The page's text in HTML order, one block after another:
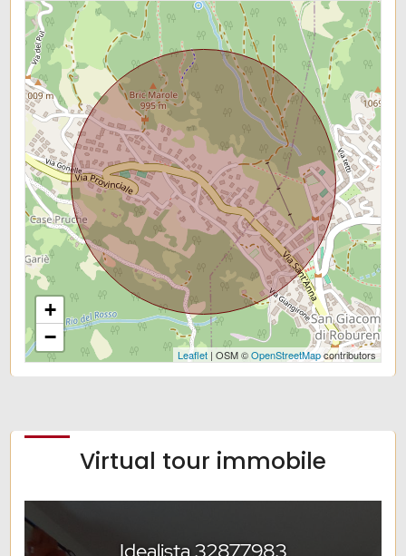
+
−
Leaflet| OSM ©OpenStreetMapcontributors
Virtual tour immobile